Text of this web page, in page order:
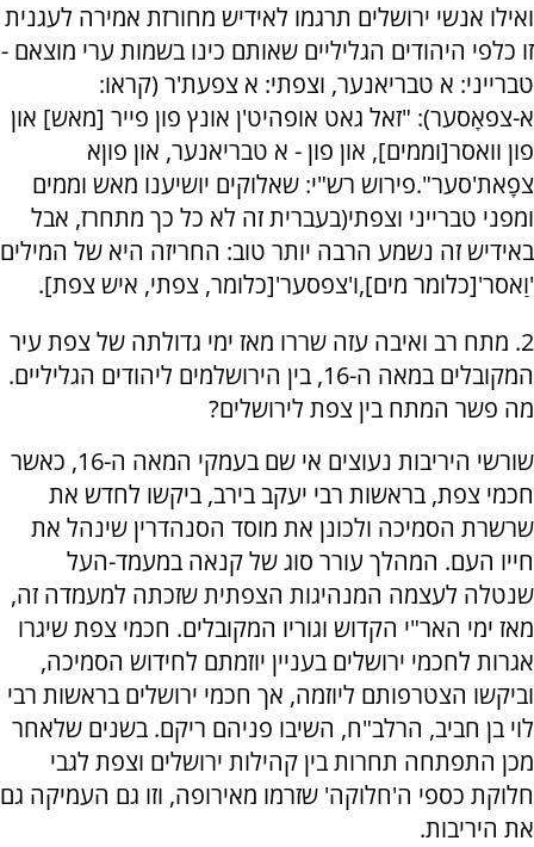
ואילו אנשי ירושלים תרגמו לאידיש מחורזת אמירה לעגנית
זו כלפי היהודים הגליליים שאותם כינו בשמות ערי מוצאם -
טברייני: א טבריאנער, וצפתי: א צפעת'ר (קראו:
א-צפאָסער): "זאל גאט אופהיט'ן אונץ פון פייר [מאש] און
פון וואסר[וממים], און פון - א טבריאנער, און פוןא
צפָאת'סער".פירוש רש"י: שאלוקים יושיענו מאש וממים
ומפני טברייני וצפתי(בעברית זה לא כל כך מתחרז, אבל
באידיש זה נשמע הרבה יותר טוב: החריזה היא של המילים
'וַאסר'[כלומר מים],ו'צפסער'[כלומר, צפתי, איש צפת].
2. מתח רב ואיבה עזה שררו מאז ימי גדולתה של צפת עיר
המקובלים במאה ה-16, בין הירושלמים ליהודים הגליליים.
מה פשר המתח בין צפת לירושלים?
שורשי היריבות נעוצים אי שם בעמקי המאה ה-16, כאשר
חכמי צפת, בראשות רבי יעקב בירב, ביקשו לחדש את
שרשרת הסמיכה ולכונן את מוסד הסנהדרין שינהל את
חייו העם. המהלך עורר סוג של קנאה במעמד-העל
שנטלה לעצמה המנהיגות הצפתית שזכתה למעמדה זה,
מאז ימי האר"י הקדוש וגוריו המקובלים. חכמי צפת שיגרו
אגרות לחכמי ירושלים בעניין יוזמתם לחידוש הסמיכה,
וביקשו הצטרפותם ליוזמה, אך חכמי ירושלים בראשות רבי
לוי בן חביב, הרלב"ח, השיבו פניהם ריקם. בשנים שלאחר
מכן התפתחה תחרות בין קהילות ירושלים וצפת לגבי
חלוקת כספי ה'חלוקה' שזרמו מאירופה, וזו גם העמיקה גם
את היריבות.